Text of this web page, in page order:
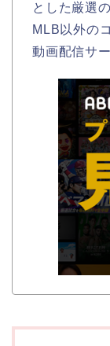
とした厳選
MLB以外の
動画配信サ